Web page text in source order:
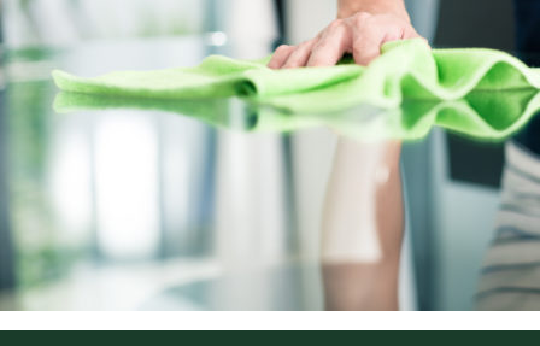
Våra frågor
Logga in på Arbetsgivarguiden